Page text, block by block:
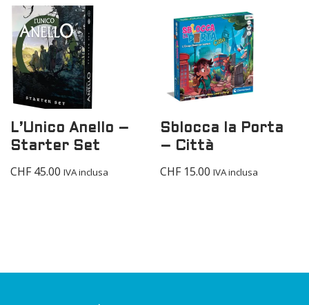
L’Unico Anello –
Starter Set
CHF45.00 IVA inclusa
Sblocca la Porta
– Città
CHF15.00 IVA inclusa